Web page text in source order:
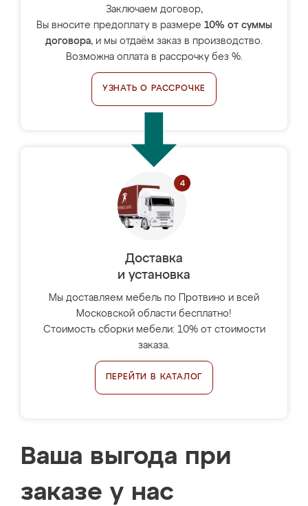
Заключаем договор,
Вы вносите предоплату в размере 10% от суммы
договора, и мы отдаём заказ в производство.
Возможна оплата в рассрочку без %.
УЗНАТЬ О РАССРОЧКЕ
Доставка
и установка
Мы доставляем мебель по Протвино и всей
Московской области бесплатно!
Стоимость сборки мебели: 10% от стоимости
заказа.
ПЕРЕЙТИ В КАТАЛОГ
Ваша выгода при
заказе у нас